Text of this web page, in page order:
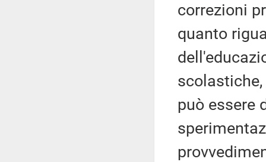
correzioni
quanto
può essere